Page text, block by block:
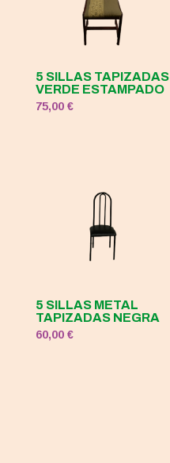
5 SILLAS TAPIZADAS
VERDE ESTAMPADO
75,00 €
5 SILLAS METAL
TAPIZADAS NEGRA
60,00 €